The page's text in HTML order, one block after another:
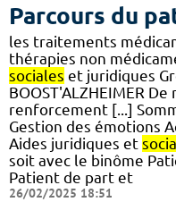
Parcours du
les traitements
thérapies non
sociales et juridiques
BOOST'ALZHEIMER
renforcement [...]
Gestion des émotions
Aides juridiques et
soit avec le binôme
Patient de part et
26/02/2025 18:51